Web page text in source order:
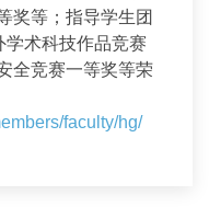
奖等；指导学生团
学术科技作品竞赛
全竞赛一等奖等荣
faculty/hg/